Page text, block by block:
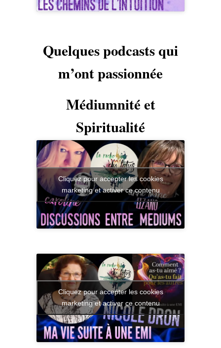
Quelques podcasts qui
m’ont passionnée
Médiumnité et
Spiritualité
Cliquez pour accepter les cookies
marketing et activer ce contenu
Cliquez pour accepter les cookies
marketing et activer ce contenu